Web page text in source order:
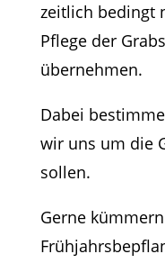
zeitlich bedingt
Pflege der
übernehmen.
Dabei
wir uns um die
sollen.
Gerne